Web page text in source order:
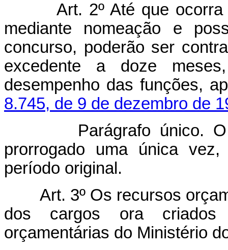
Art. 2º Até que
mediante nomeação e
concurso, poderão ser
excedente a doze
desempenho das funções,
8.745, de 9 de dezembro de
Parágrafo único. O
prorrogado uma única
período original.
Art. 3º Os recursos
dos cargos ora criados
orçamentárias do Ministério